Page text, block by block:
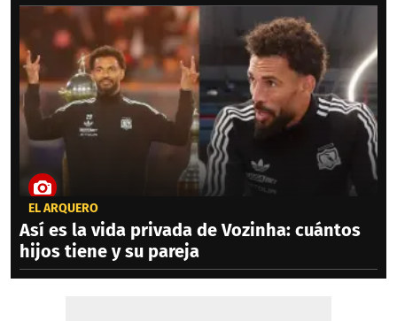
EL ARQUERO
Así es la vida privada de Vozinha: cuántos
hijos tiene y su pareja